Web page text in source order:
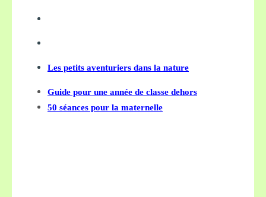
Les petits aventuriers dans la nature
Guide pour une année de classe dehors
50 séances pour la maternelle